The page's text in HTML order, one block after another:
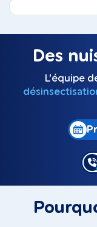
Des
L’équipe